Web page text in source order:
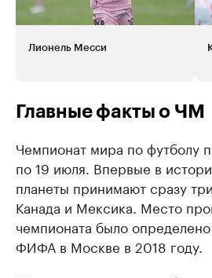
Лионель Месси
Главные факты о ЧМ
Чемпионат мира по футболу
по 19 июля. Впервые в
планеты принимают сразу
Канада и Мексика. Место
чемпионата было
ФИФА в Москве в 2018 году.